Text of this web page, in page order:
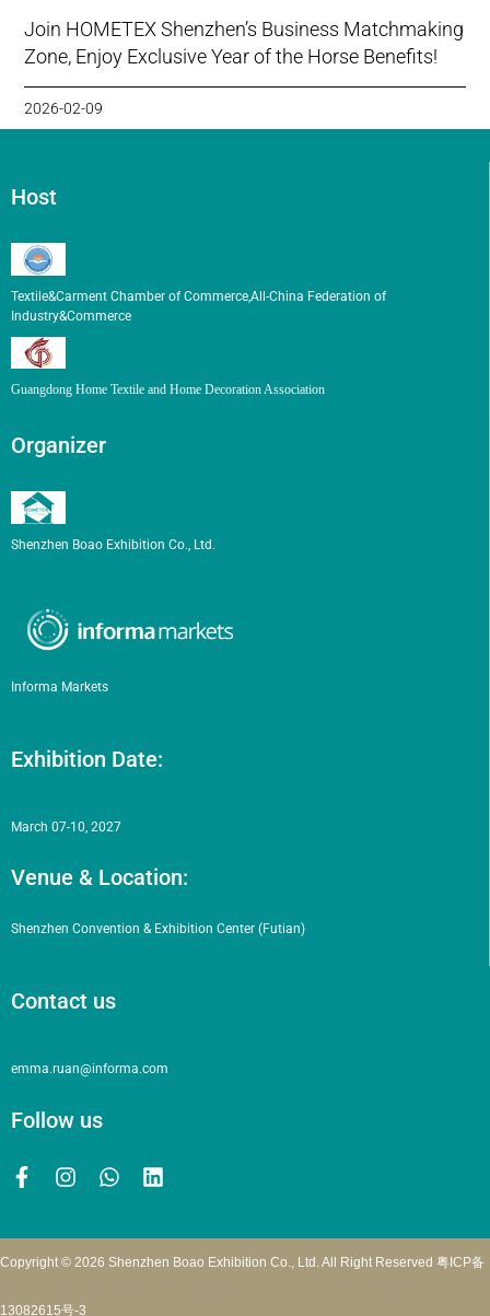
Join HOMETEX Shenzhen’s Business Matchmaking
Zone, Enjoy Exclusive Year of the Horse Benefits!
2026-02-09
Host
Textile&Carment Chamber of Commerce,All-China Federation of
Industry&Commerce
Guangdong Home Textile and Home Decoration Association
Organizer
Shenzhen Boao Exhibition Co., Ltd.
Informa Markets
Exhibition Date:
March 07-10, 2027
Venue & Location:
Shenzhen Convention & Exhibition Center (Futian)
Contact us
emma.ruan@informa.com
Follow us
Copyright © 2026 Shenzhen Boao Exhibition Co., Ltd. All Right Reserved 粤ICP备
13082615号-3